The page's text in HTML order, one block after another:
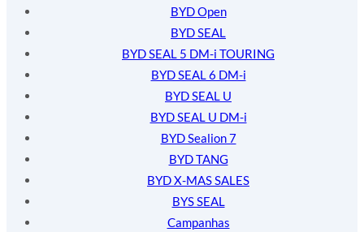
BYD Open
BYD SEAL
BYD SEAL 5 DM-i TOURING
BYD SEAL 6 DM-i
BYD SEAL U
BYD SEAL U DM-i
BYD Sealion 7
BYD TANG
BYD X-MAS SALES
BYS SEAL
Campanhas